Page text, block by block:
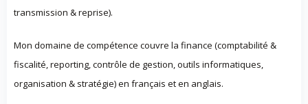
transmission & reprise).
Mon domaine de compétence couvre la finance (comptabilité &
fiscalité, reporting, contrôle de gestion, outils informatiques,
organisation & stratégie) en français et en anglais.